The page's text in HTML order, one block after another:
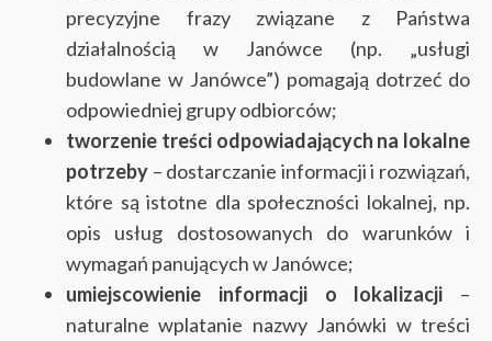
precyzyjne frazy związane z Państwa
działalnością w Janówce (np. „usługi
budowlane w Janówce”) pomagają dotrzeć do
odpowiedniej grupy odbiorców;
tworzenie treści odpowiadających na lokalne
potrzeby – dostarczanie informacji i rozwiązań,
które są istotne dla społeczności lokalnej, np.
opis usług dostosowanych do warunków i
wymagań panujących w Janówce;
umiejscowienie informacji o lokalizacji –
naturalne wplatanie nazwy Janówki w treści